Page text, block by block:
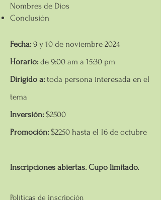
Nombres de Dios
Conclusión
Fecha: 9 y 10 de noviembre 2024
Horario: de 9:00 am a 15:30 pm
Dirigido a: toda persona interesada en el
tema
Inversión: $2500
Promoción: $2250 hasta el 16 de octubre
Inscripciones abiertas. Cupo limitado.
Políticas de inscripción